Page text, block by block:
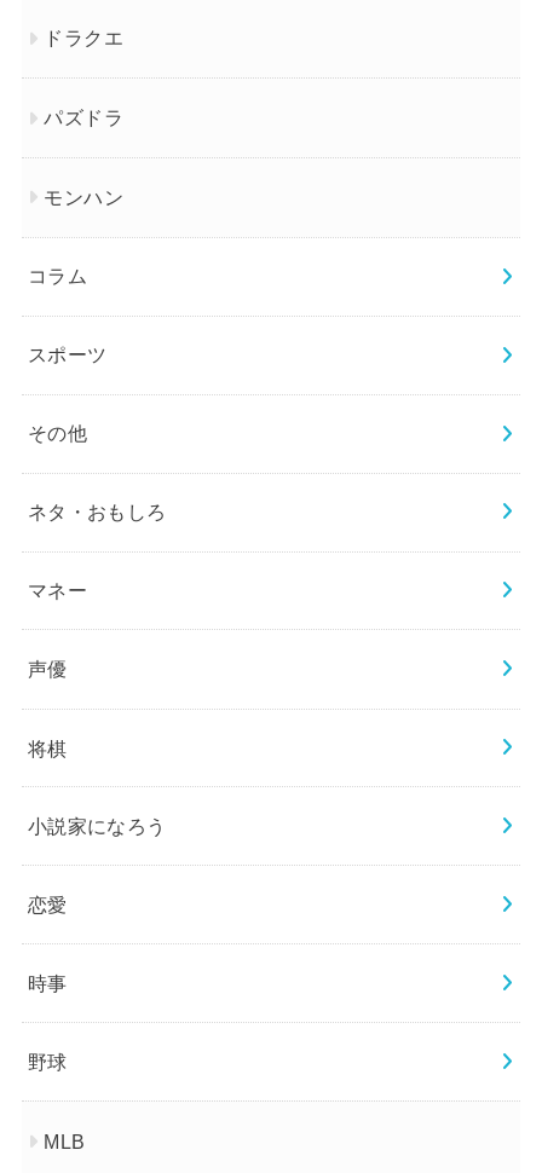
ドラクエ
パズドラ
モンハン
コラム
スポーツ
その他
ネタ・おもしろ
マネー
声優
将棋
小説家になろう
恋愛
時事
野球
MLB